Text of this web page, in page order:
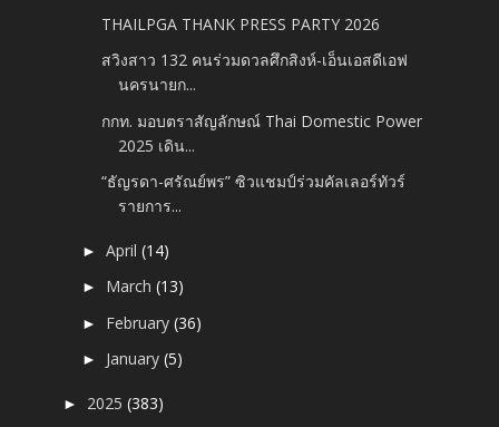
THAILPGA THANK PRESS PARTY 2026
สวิงสาว 132 คนร่วมดวลศึกสิงห์-เอ็นเอสดีเอฟ
นครนายก...
กกท. มอบตราสัญลักษณ์ Thai Domestic Power
2025 เดิน...
“ธัญรดา-ศรัณย์พร” ซิวแชมป์ร่วมคัลเลอร์ทัวร์
รายการ...
►April(14)
► March(13)
► February(36)
► January(5)
► 2025(383)